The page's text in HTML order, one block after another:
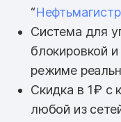
“
Система для
блокировкой
режиме
Скидка в 1₽ с
любой из